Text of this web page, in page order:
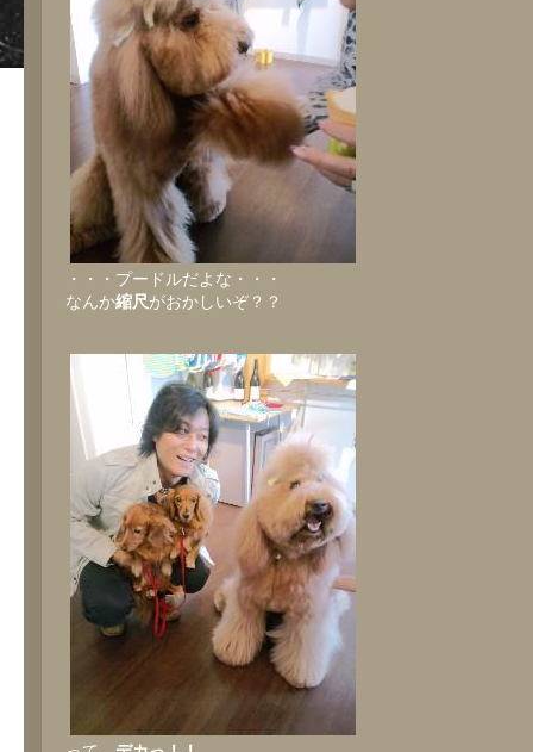
・・・プードルだよな・・・
なんか縮尺がおかしいぞ？？